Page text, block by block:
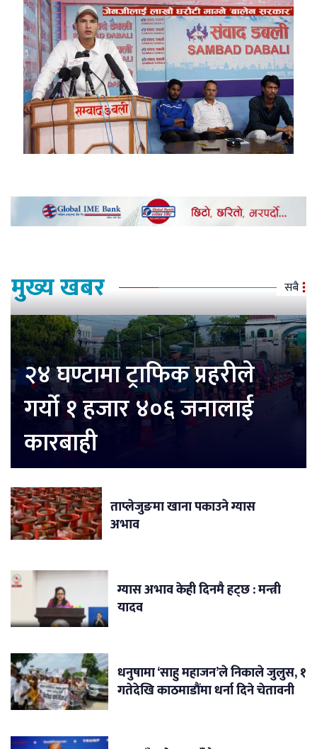
मुख्य खबर सबै
२४ घण्टामा ट्राफिक प्रहरीले
गर्यो १ हजार ४०६ जनालाई
कारबाही
ताप्लेजुङमा खाना पकाउने ग्यास
अभाव
ग्यास अभाव केही दिनमै हट्छ : मन्त्री
यादव
धनुषामा ‘साहु महाजन’ले निकाले जुलुस, १
गतेदेखि काठमाडौंमा धर्ना दिने चेतावनी